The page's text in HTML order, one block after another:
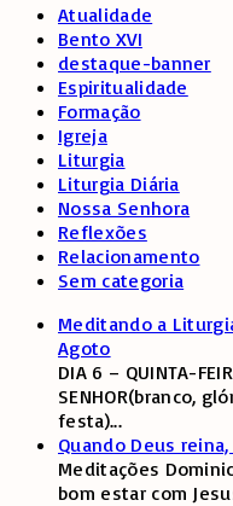
Atualidade
Bento XVI
destaque-banner
Espiritualidade
Formação
Igreja
Liturgia
Liturgia Diária
Nossa Senhora
Reflexões
Relacionamento
Sem categoria
Meditando a
Agoto
DIA 6 – QUINTA-
SENHOR(branco,
festa)...
Quando Deus
Meditações
bom estar com